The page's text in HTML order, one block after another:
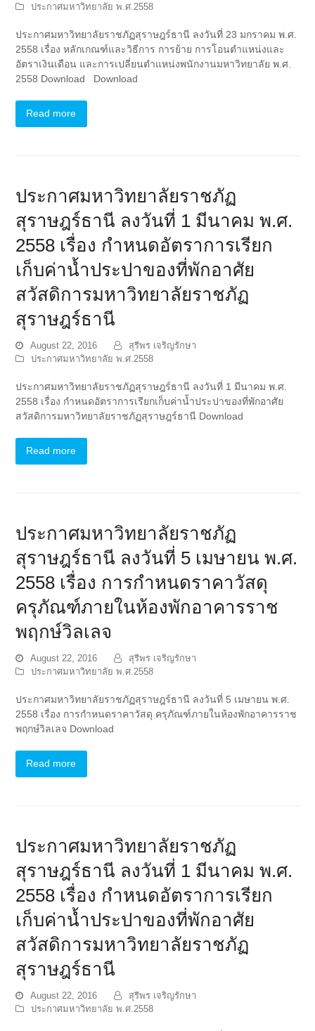
ประกาศมหาวิทยาลัย พ.ศ.2558
ประกาศมหาวิทยาลัยราชภัฏสุราษฎร์ธานี ลงวันที่ 23 มกราคม พ.ศ.
2558 เรื่อง หลักเกณฑ์และวิธีการ การย้าย การโอนตำแหน่งและ
อัตราเงินเดือน และการเปลี่ยนตำแหน่งพนักงานมหาวิทยาลัย พ.ศ.
2558 Download Download
Read more
ประกาศมหาวิทยาลัยราชภัฏ
สุราษฎร์ธานี ลงวันที่ 1 มีนาคม พ.ศ.
2558 เรื่อง กำหนดอัตราการเรียก
เก็บค่าน้ำประปาของที่พักอาศัย
สวัสดิการมหาวิทยาลัยราชภัฏ
สุราษฎร์ธานี
August 22, 2016
สุรีพร เจริญรักษา
ประกาศมหาวิทยาลัย พ.ศ.2558
ประกาศมหาวิทยาลัยราชภัฏสุราษฎร์ธานี ลงวันที่ 1 มีนาคม พ.ศ.
2558 เรื่อง กำหนดอัตราการเรียกเก็บค่าน้ำประปาของที่พักอาศัย
สวัสดิการมหาวิทยาลัยราชภัฏสุราษฎร์ธานี Download
Read more
ประกาศมหาวิทยาลัยราชภัฏ
สุราษฎร์ธานี ลงวันที่ 5 เมษายน พ.ศ.
2558 เรื่อง การกำหนดราคาวัสดุ
ครุภัณฑ์ภายในห้องพักอาคารราช
พฤกษ์วิลเลจ
August 22, 2016
สุรีพร เจริญรักษา
ประกาศมหาวิทยาลัย พ.ศ.2558
ประกาศมหาวิทยาลัยราชภัฏสุราษฎร์ธานี ลงวันที่ 5 เมษายน พ.ศ.
2558 เรื่อง การกำหนดราคาวัสดุ ครุภัณฑ์ภายในห้องพักอาคารราช
พฤกษ์วิลเลจ Download
Read more
ประกาศมหาวิทยาลัยราชภัฏ
สุราษฎร์ธานี ลงวันที่ 1 มีนาคม พ.ศ.
2558 เรื่อง กำหนดอัตราการเรียก
เก็บค่าน้ำประปาของที่พักอาศัย
สวัสดิการมหาวิทยาลัยราชภัฏ
สุราษฎร์ธานี
August 22, 2016
สุรีพร เจริญรักษา
ประกาศมหาวิทยาลัย พ.ศ.2558